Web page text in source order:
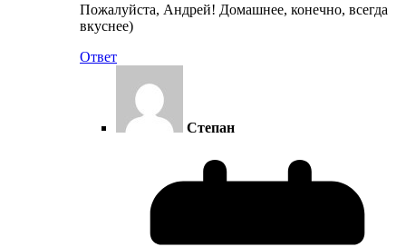
Пожалуйста, Андрей! Домашнее, конечно, всегда
вкуснее)
Ответ
Степан